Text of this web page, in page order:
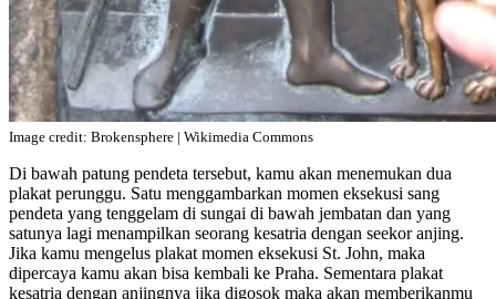
Image credit: Brokensphere | Wikimedia Commons
Di bawah patung pendeta tersebut, kamu akan menemukan dua
plakat perunggu. Satu menggambarkan momen eksekusi sang
pendeta yang tenggelam di sungai di bawah jembatan dan yang
satunya lagi menampilkan seorang kesatria dengan seekor anjing.
Jika kamu mengelus plakat momen eksekusi St. John, maka
dipercaya kamu akan bisa kembali ke Praha. Sementara plakat
kesatria dengan anjingnya jika digosok maka akan memberikanmu